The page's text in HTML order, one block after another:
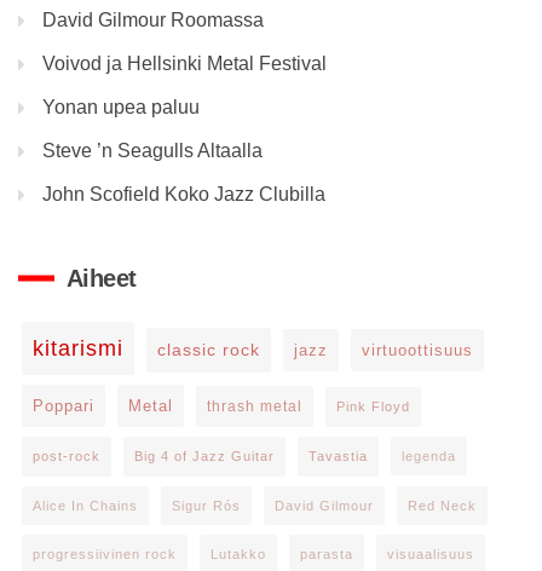
David Gilmour Roomassa
Voivod ja Hellsinki Metal Festival
Yonan upea paluu
Steve ’n Seagulls Altaalla
John Scofield Koko Jazz Clubilla
Aiheet
kitarismi classic rock jazz virtuoottisuus
Poppari Metal thrash metal Pink Floyd
post-rock Big 4 of Jazz Guitar Tavastia legenda
Alice In Chains Sigur Rós David Gilmour Red Neck
progressiivinen rock Lutakko parasta visuaalisuus